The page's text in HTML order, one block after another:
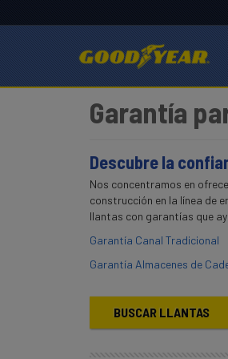
Garantía
Descubre la
Nos concentramos en
construcción en la línea de
llantas con garantías que
Garantía Canal Tradicional
Garantía Almacenes de
BUSCAR LLANTAS